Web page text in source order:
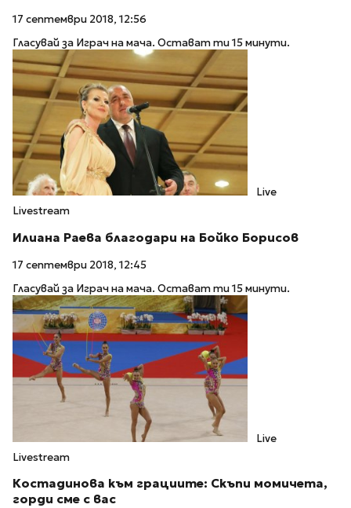
17 септември 2018, 12:56
Гласувай за Играч на мача. Остават ти 15 минути.
Live
Livestream
Илиана Раева благодари на Бойко Борисов
17 септември 2018, 12:45
Гласувай за Играч на мача. Остават ти 15 минути.
Live
Livestream
Костадинова към грациите: Скъпи момичета,
горди сме с вас